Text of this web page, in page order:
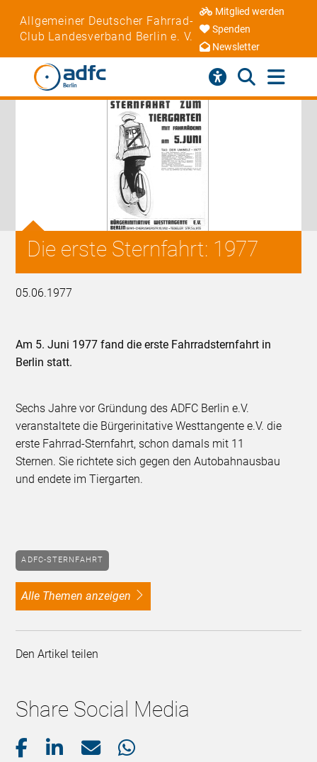
Allgemeiner Deutscher Fahrrad-
Club Landesverband Berlin e. V.
Mitglied werden
Spenden
Newsletter
Die erste Sternfahrt: 1977
05.06.1977
Am 5. Juni 1977 fand die erste Fahrradsternfahrt in
Berlin statt.
Sechs Jahre vor Gründung des ADFC Berlin e.V.
veranstaltete die Bürgerinitative Westtangente e.V. die
erste Fahrrad-Sternfahrt, schon damals mit 11
Sternen. Sie richtete sich gegen den Autobahnausbau
und endete im Tiergarten.
ADFC-STERNFAHRT
alle Themen anzeigen
Den Artikel teilen
Share Social Media